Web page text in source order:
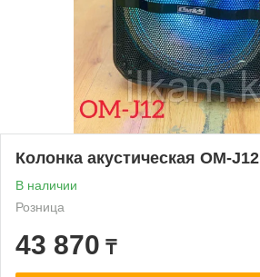
Колонка акустическая OM-J12
В наличии
Розница
43 870 ₸